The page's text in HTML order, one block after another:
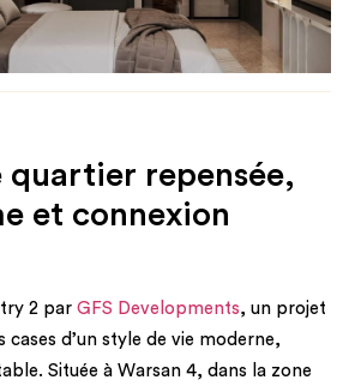
quartier repensée,
et connexion
2 par GFS Developments, un projet
cases d’un style de vie moderne,
Située à Warsan 4, dans la zone